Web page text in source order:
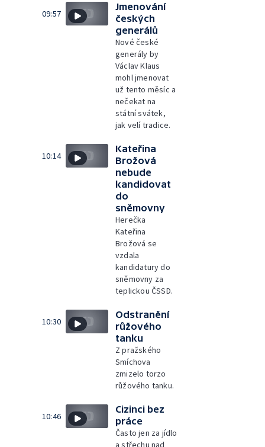
09:57
Jmenování
českých
generálů
Nové české
generály by
Václav Klaus
mohl jmenovat
už tento měsíc a
nečekat na
státní svátek,
jak velí tradice.
10:14
Kateřina
Brožová
nebude
kandidovat
do
sněmovny
Herečka
Kateřina
Brožová se
vzdala
kandidatury do
sněmovny za
teplickou ČSSD.
10:30
Odstranění
růžového
tanku
Z pražského
Smíchova
zmizelo torzo
růžového tanku.
10:46
Cizinci bez
práce
Často jen za jídlo
a střechu nad